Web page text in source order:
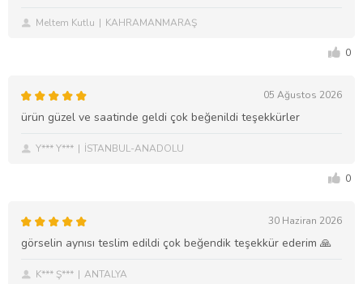
Meltem Kutlu KAHRAMANMARAŞ
0
05 Ağustos 2026
ürün güzel ve saatinde geldi çok beğenildi teşekkürler
Y*** Y*** İSTANBUL-ANADOLU
0
30 Haziran 2026
görselin aynısı teslim edildi çok beğendik teşekkür ederim 🙏
K*** Ş*** ANTALYA